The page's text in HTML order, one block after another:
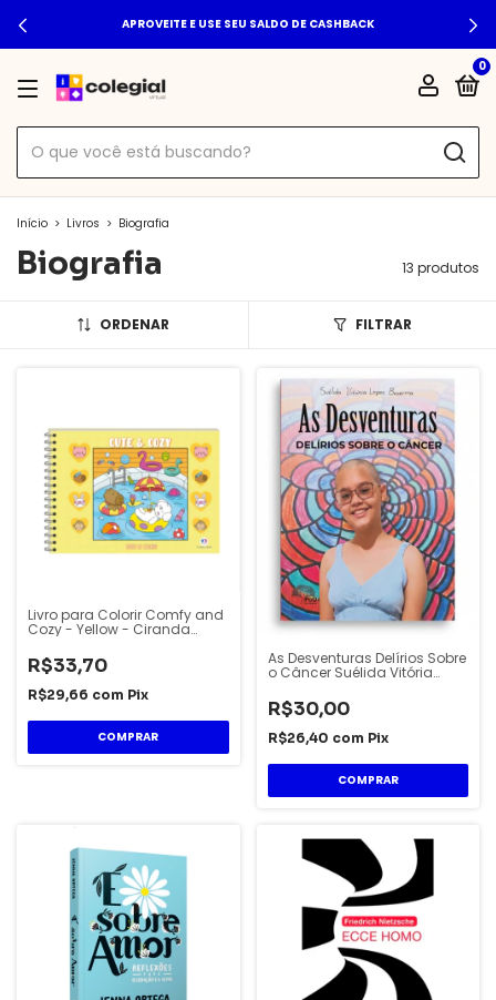
APROVEITE E USE SEU SALDO DE CASHBACK
0
Início > Livros > Biografia
Biografia 13 produtos
ORDENAR FILTRAR
Livro para Colorir Comfy and
Cozy - Yellow - Ciranda
R$33,70
R$29,66 com Pix
As Desventuras Delírios Sobre
o Câncer Suélida Vitória
R$30,00
R$26,40 com Pix